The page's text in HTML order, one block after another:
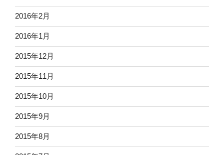
2016年2月
2016年1月
2015年12月
2015年11月
2015年10月
2015年9月
2015年8月